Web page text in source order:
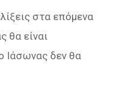
στα επόμενα
θα είναι
Ιάσωνας δεν θα